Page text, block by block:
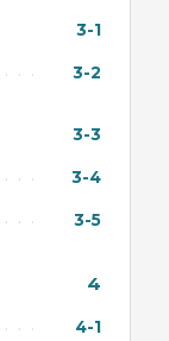
3-1
3-2
3-3
3-4
3-5
4
4-1